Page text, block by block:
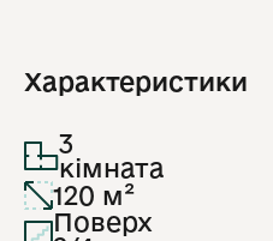
Характеристики
3
кімната
120 м²
Поверх